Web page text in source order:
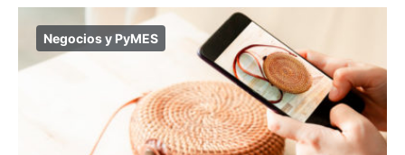
Negocios y PyMES